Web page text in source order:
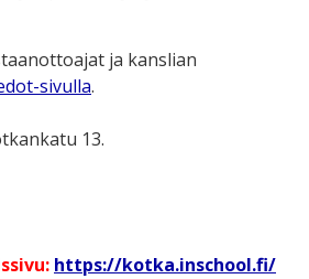
ja kanslian
sivulla.
13.
https://kotka.inschool.fi/